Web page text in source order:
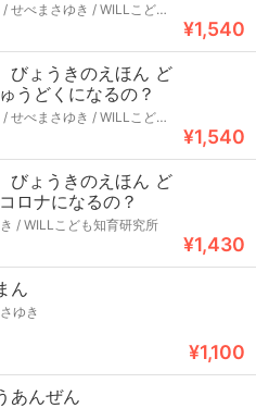
せべまさゆき / WILLこども
¥1,540
ょうきのえほん ど
うどくになるの？
せべまさゆき / WILLこども
¥1,540
ょうきのえほん ど
ロナになるの？
/ WILLこども知育研究所
¥1,430
ん
ゆき
¥1,100
あんぜん